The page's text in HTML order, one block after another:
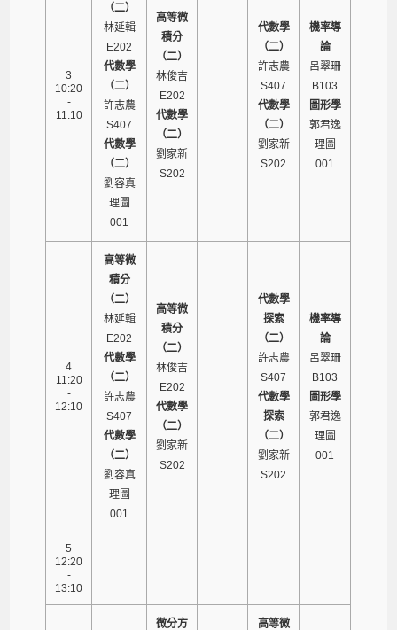
3
10:20
-
11:10
（二）
林延輯
E202
代數學
（二）
許志農
S407
代數學
（二）
劉容真
理圖
001
高等微
積分
（二）
林俊吉
E202
代數學
（二）
劉家新
S202
代數學
（二）
許志農
S407
代數學
（二）
劉家新
S202
機率導
論
呂翠珊
B103
圖形學
郭君逸
理圖
001
4
11:20
-
12:10
高等微
積分
（二）
林延輯
E202
代數學
（二）
許志農
S407
代數學
（二）
劉容真
理圖
001
高等微
積分
（二）
林俊吉
E202
代數學
（二）
劉家新
S202
代數學
探索
（二）
許志農
S407
代數學
探索
（二）
劉家新
S202
機率導
論
呂翠珊
B103
圖形學
郭君逸
理圖
001
5
12:20
-
13:10
微分方
高等微